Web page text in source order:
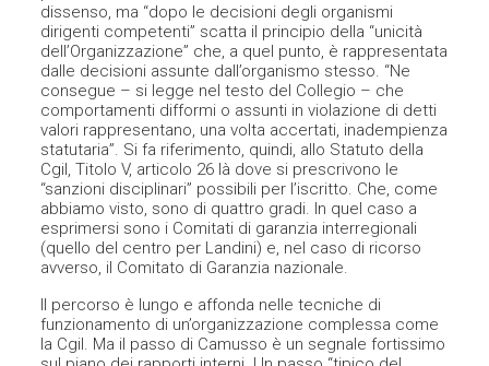
dissenso, ma “dopo le decisioni degli organismi
dirigenti competenti” scatta il principio della “unicità
dell’Organizzazione” che, a quel punto, è rappresentata
dalle decisioni assunte dall’organismo stesso. “Ne
consegue – si legge nel testo del Collegio – che
comportamenti difformi o assunti in violazione di detti
valori rappresentano, una volta accertati, inadempienza
statutaria”. Si fa riferimento, quindi, allo Statuto della
Cgil, Titolo V, articolo 26 là dove si prescrivono le
“sanzioni disciplinari” possibili per l’iscritto. Che, come
abbiamo visto, sono di quattro gradi. In quel caso a
esprimersi sono i Comitati di garanzia interregionali
(quello del centro per Landini) e, nel caso di ricorso
avverso, il Comitato di Garanzia nazionale.
Il percorso è lungo e affonda nelle tecniche di
funzionamento di un’organizzazione complessa come
la Cgil. Ma il passo di Camusso è un segnale fortissimo